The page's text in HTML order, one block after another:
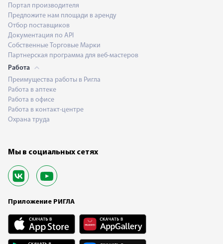
Портал производителя
Предложите нам площади в аренду
Отбор поставщиков
Документация по API
Собственные Торговые Марки
Партнерская программа для веб-мастеров
Работа
Преимущества работы в Ригла
Работа в аптеке
Работа в офисе
Работа в контакт-центре
Охрана труда
Мы в социальных сетях
Приложение РИГЛА